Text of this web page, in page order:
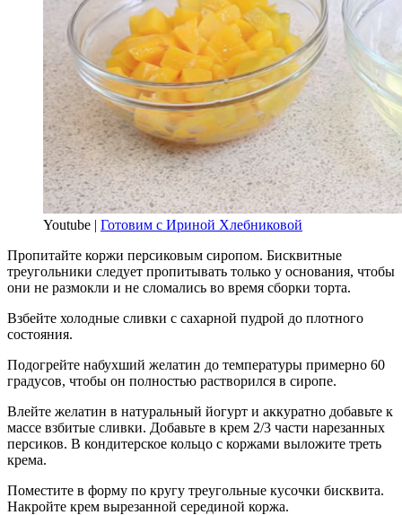
Youtube | Готовим с Ириной Хлебниковой
Пропитайте коржи персиковым сиропом. Бисквитные
треугольники следует пропитывать только у основания, чтобы
они не размокли и не сломались во время сборки торта.
Взбейте холодные сливки с сахарной пудрой до плотного
состояния.
Подогрейте набухший желатин до температуры примерно 60
градусов, чтобы он полностью растворился в сиропе.
Влейте желатин в натуральный йогурт и аккуратно добавьте к
массе взбитые сливки. Добавьте в крем 2/3 части нарезанных
персиков. В кондитерское кольцо с коржами выложите треть
крема.
Поместите в форму по кругу треугольные кусочки бисквита.
Накройте крем вырезанной серединой коржа.